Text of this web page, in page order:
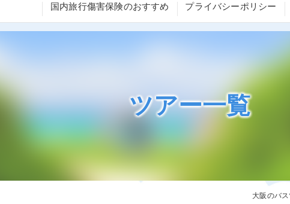
国内旅行傷害保険のおすすめ プライバシーポリシー
ツアー一覧
大阪のバ